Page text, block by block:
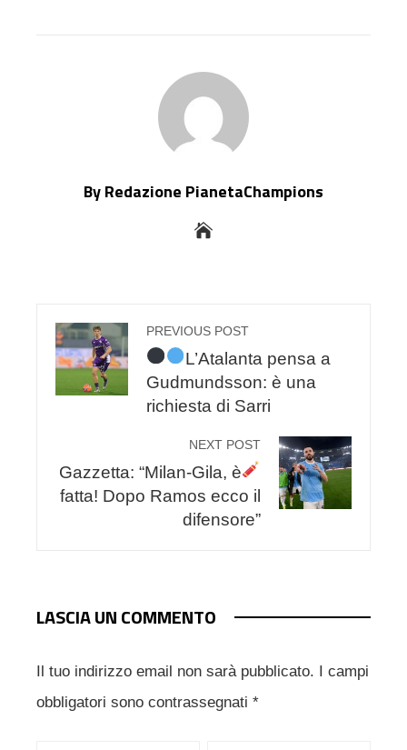
By Redazione PianetaChampions
PREVIOUS POST
L’Atalanta pensa a
Gudmundsson: è una
richiesta di Sarri
NEXT POST
Gazzetta: “Milan-Gila, è
fatta! Dopo Ramos ecco il
difensore”
LASCIA UN COMMENTO
Il tuo indirizzo email non sarà pubblicato. I campi
obbligatori sono contrassegnati *